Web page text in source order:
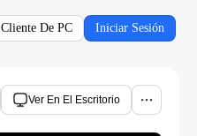
Cliente De PC Iniciar Sesión
Ver En El Escritorio